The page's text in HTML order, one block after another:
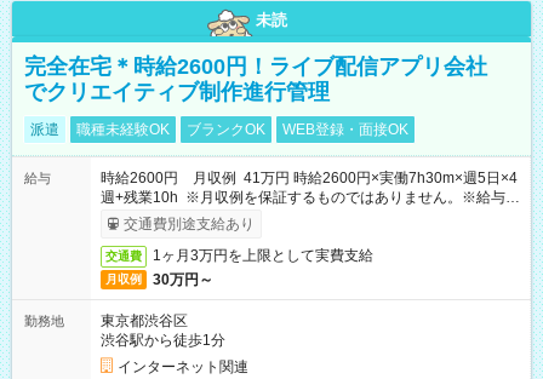
未読
完全在宅＊時給2600円！ライブ配信アプリ会社
でクリエイティブ制作進行管理
派遣 職種未経験OK ブランクOK WEB登録・面接OK
給与
時給2600円 月収例 41万円 時給2600円×実働7h30m×週5日×4
週+残業10h ※月収例を保証するものではありません。※給与即
受取りサービス利用可（利用条件有）
交通費別途支給あり
交通費 1ヶ月3万円を上限として実費支給
月収例 30万円～
勤務地
東京都渋谷区
渋谷駅から徒歩1分
インターネット関連